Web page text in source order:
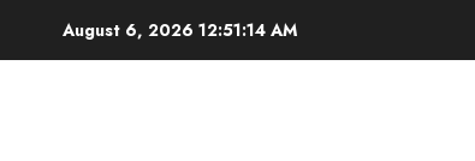
August 6, 2026 12:51:15 AM